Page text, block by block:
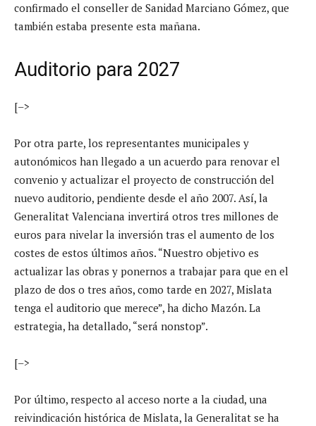
confirmado el conseller de Sanidad Marciano Gómez, que
también estaba presente esta mañana.
Auditorio para 2027
[–>
Por otra parte, los representantes municipales y
autonómicos han llegado a un acuerdo para renovar el
convenio y actualizar el proyecto de construcción del
nuevo auditorio, pendiente desde el año 2007. Así, la
Generalitat Valenciana invertirá otros tres millones de
euros para nivelar la inversión tras el aumento de los
costes de estos últimos años. “Nuestro objetivo es
actualizar las obras y ponernos a trabajar para que en el
plazo de dos o tres años, como tarde en 2027, Mislata
tenga el auditorio que merece”, ha dicho Mazón. La
estrategia, ha detallado, “será nonstop”.
[–>
Por último, respecto al acceso norte a la ciudad, una
reivindicación histórica de Mislata, la Generalitat se ha